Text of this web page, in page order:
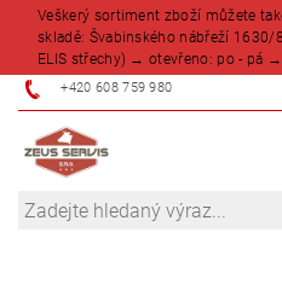
Veškerý sortiment zboží můžete
skladě: Švabinského nábřeží 1630/
ELIS střechy) → otevřeno: po - pá
+420 608 759 980